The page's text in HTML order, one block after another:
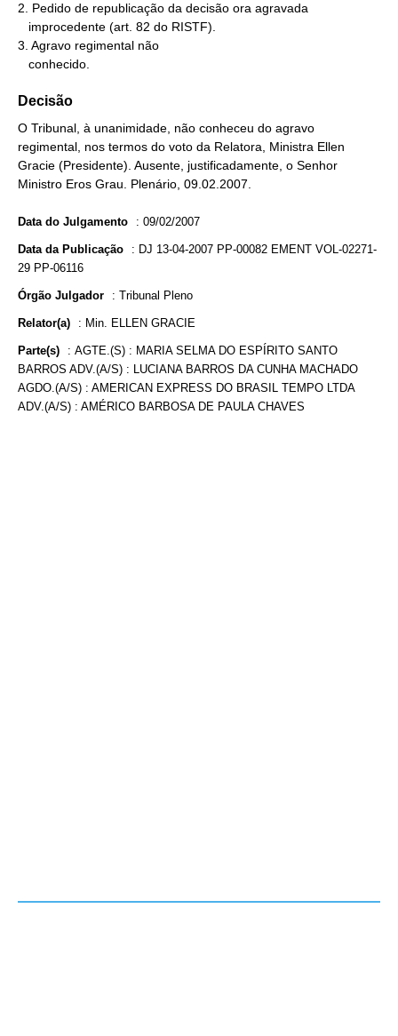
2. Pedido de republicação da decisão ora agravada
3. Agravo regimental não
   conhecido.
Decisão
O Tribunal, à unanimidade, não conheceu do agravo
regimental, nos termos do voto da Relatora, Ministra Ellen
Gracie (Presidente). Ausente, justificadamente, o Senhor
Ministro Eros Grau. Plenário, 09.02.2007.
Data do Julgamento : 09/02/2007
Data da Publicação : DJ 13-04-2007 PP-00082 EMENT VOL-02271-
29 PP-06116
Órgão Julgador : Tribunal Pleno
Relator(a) : Min. ELLEN GRACIE
Parte(s) : AGTE.(S) : MARIA SELMA DO ESPÍRITO SANTO
BARROS ADV.(A/S) : LUCIANA BARROS DA CUNHA MACHADO
AGDO.(A/S) : AMERICAN EXPRESS DO BRASIL TEMPO LTDA
ADV.(A/S) : AMÉRICO BARBOSA DE PAULA CHAVES